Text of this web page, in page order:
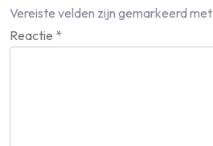
Vereiste velden zijn gemarkeerd met
Reactie *